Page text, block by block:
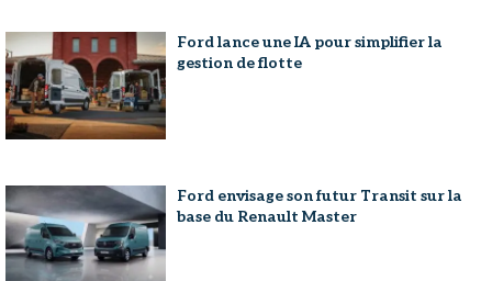
Ford lance une IA pour simplifier la
gestion de flotte
Ford envisage son futur Transit sur la
base du Renault Master